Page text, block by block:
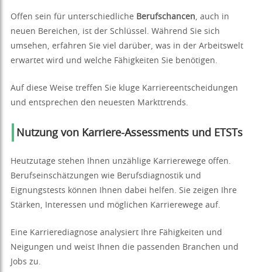
Offen sein für unterschiedliche Berufschancen, auch in
neuen Bereichen, ist der Schlüssel. Während Sie sich
umsehen, erfahren Sie viel darüber, was in der Arbeitswelt
erwartet wird und welche Fähigkeiten Sie benötigen.
Auf diese Weise treffen Sie kluge Karriereentscheidungen
und entsprechen den neuesten Markttrends.
Nutzung von Karriere-Assessments und ETSTs
Heutzutage stehen Ihnen unzählige Karrierewege offen.
Berufseinschätzungen wie Berufsdiagnostik und
Eignungstests können Ihnen dabei helfen. Sie zeigen Ihre
Stärken, Interessen und möglichen Karrierewege auf.
Eine Karrierediagnose analysiert Ihre Fähigkeiten und
Neigungen und weist Ihnen die passenden Branchen und
Jobs zu.